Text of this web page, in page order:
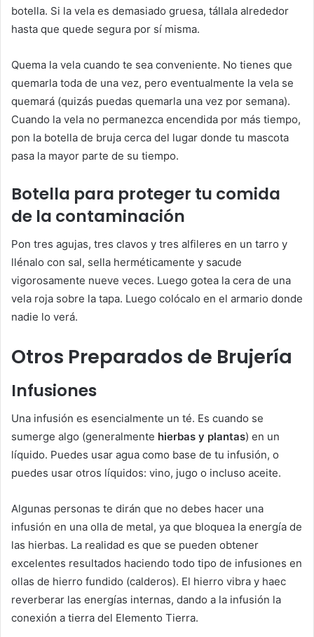
botella. Si la vela es demasiado gruesa, tállala alrededor
hasta que quede segura por sí misma.
Quema la vela cuando te sea conveniente. No tienes que
quemarla toda de una vez, pero eventualmente la vela se
quemará (quizás puedas quemarla una vez por semana).
Cuando la vela no permanezca encendida por más tiempo,
pon la botella de bruja cerca del lugar donde tu mascota
pasa la mayor parte de su tiempo.
Botella para proteger tu comida
de la contaminación
Pon tres agujas, tres clavos y tres alfileres en un tarro y
llénalo con sal, sella herméticamente y sacude
vigorosamente nueve veces. Luego gotea la cera de una
vela roja sobre la tapa. Luego colócalo en el armario donde
nadie lo verá.
Otros Preparados de Brujería
Infusiones
Una infusión es esencialmente un té. Es cuando se
sumerge algo (generalmente hierbas y plantas) en un
líquido. Puedes usar agua como base de tu infusión, o
puedes usar otros líquidos: vino, jugo o incluso aceite.
Algunas personas te dirán que no debes hacer una
infusión en una olla de metal, ya que bloquea la energía de
las hierbas. La realidad es que se pueden obtener
excelentes resultados haciendo todo tipo de infusiones en
ollas de hierro fundido (calderos). El hierro vibra y haec
reverberar las energías internas, dando a la infusión la
conexión a tierra del Elemento Tierra.